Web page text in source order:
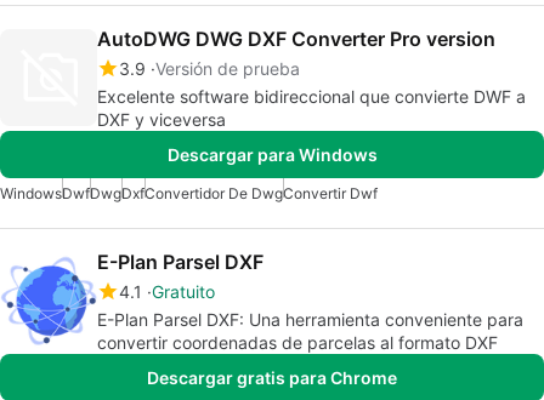
AutoDWG DWG DXF Converter Pro version
3.9 Versión de prueba
Excelente software bidireccional que convierte DWF a
DXF y viceversa
Descargar para Windows
WindowsDwfDwgDxfConvertidor De DwgConvertir Dwf
E-Plan Parsel DXF
4.1 Gratuito
E-Plan Parsel DXF: Una herramienta conveniente para
convertir coordenadas de parcelas al formato DXF
Descargar gratis para Chrome